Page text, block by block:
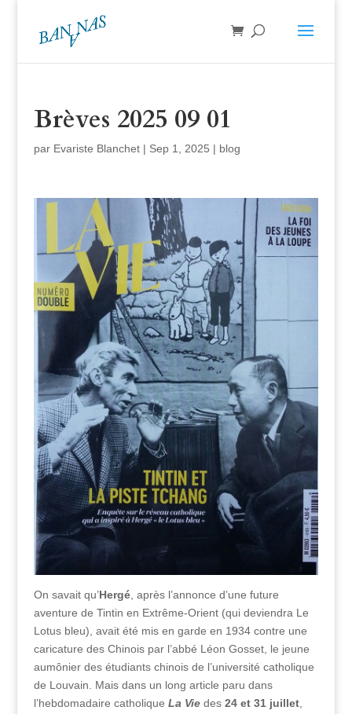
Brèves 2025 09 01
par Evariste Blanchet| Sep 1, 2025 | blog
On savait qu’Hergé, après l’annonce d’une future
aventure de Tintin en Extrême-Orient (qui deviendra Le
Lotus bleu), avait été mis en garde en 1934 contre une
caricature des Chinois par l’abbé Léon Gosset, le jeune
aumônier des étudiants chinois de l’université catholique
de Louvain. Mais dans un long article paru dans
l’hebdomadaire catholique La Vie des24 et 31 juillet,